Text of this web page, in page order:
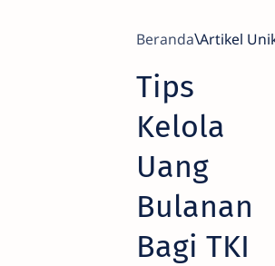
Beranda Artikel
Tips
Kelola
Uang
Bulanan
Bagi TKI